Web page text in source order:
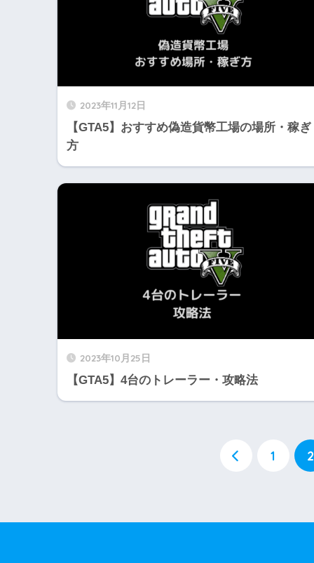
2023年11月12日
【GTA5】おすすめ偽造貨幣工場の場所・稼ぎ
方
2023年10月25日
【GTA5】4台のトレーラー・攻略法
1 2